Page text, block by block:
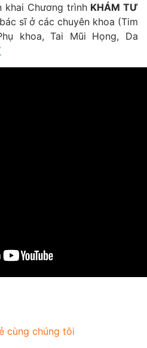
khai Chương trình KHÁM TƯ
sĩ ở các chuyên khoa (Tim
khoa, Tai Mũi Họng, Da
cùng chúng tôi